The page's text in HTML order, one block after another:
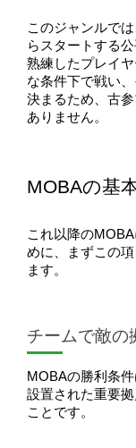
このジャンルで
らスタートする
熟練したプレイ
な条件下で戦い
決まるため、古
ありません。
MOBAの基
これ以降の
めに、まずこの
ます。
チームで敵の
MOBAの勝利条
設置された重要
ことです。